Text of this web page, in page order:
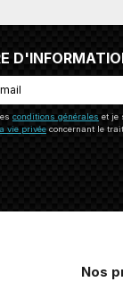
conditions générales et je
vie privéeconcernant le
Nos